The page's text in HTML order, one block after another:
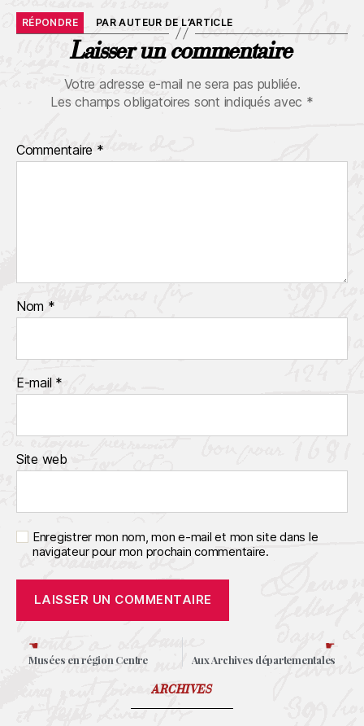
RÉPONDRE PAR AUTEUR DE L’ARTICLE
Laisser un commentaire
Votre adresse e-mail ne sera pas publiée.
Les champs obligatoires sont indiqués avec *
Commentaire *
Nom *
E-mail *
Site web
Enregistrer mon nom, mon e-mail et mon site dans le
navigateur pour mon prochain commentaire.
☚
Musées en région Centre
☛
Aux Archives départementales
ARCHIVES